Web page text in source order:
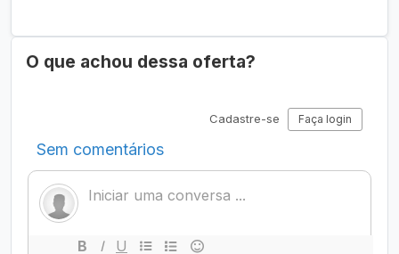
O que achou dessa oferta?